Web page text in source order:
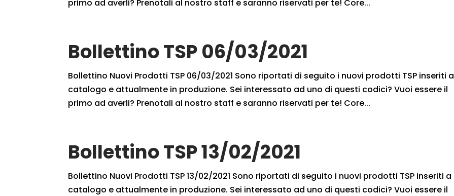
primo ad averli? Prenotali al nostro staff e saranno riservati per te! Core...
Bollettino TSP 06/03/2021
Bollettino Nuovi Prodotti TSP 06/03/2021 Sono riportati di seguito i nuovi prodotti TSP inseriti a
catalogo e attualmente in produzione. Sei interessato ad uno di questi codici? Vuoi essere il
primo ad averli? Prenotali al nostro staff e saranno riservati per te! Core...
Bollettino TSP 13/02/2021
Bollettino Nuovi Prodotti TSP 13/02/2021 Sono riportati di seguito i nuovi prodotti TSP inseriti a
catalogo e attualmente in produzione. Sei interessato ad uno di questi codici? Vuoi essere il